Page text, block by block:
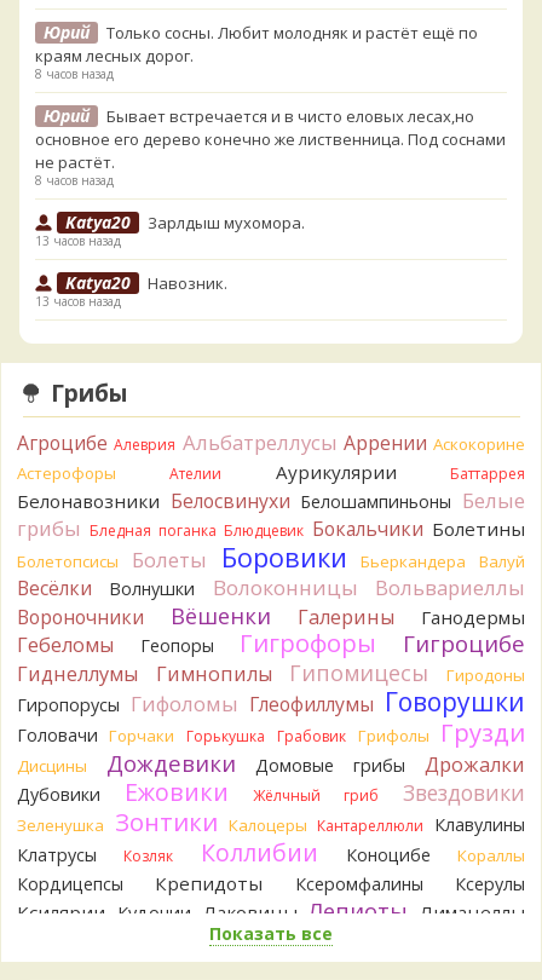
Юрий
Только сосны. Любит молодняк и растёт ещё по
краям лесных дорог.
8 часов назад
Юрий
Бывает встречается и в чисто еловых лесах,но
основное его дерево конечно же лиственница. Под соснами
не растёт.
8 часов назад
Katya20 Зарлдыш мухомора.
13 часов назад
Katya20 Навозник.
13 часов назад
Verona Скорее всего он.
1 день назад
Verona
1 день назад
Verona
Рядовка мыльная, судя по пластинкам.
Правильно сделали, что не взяли.
1 день назад
BorisM Подгруздок чёрный, или близкие виды
1 день назад
BorisM Сдаётся мне, на земле и в руке - разные грибы.
1 день назад
Кирилл
Вони не было, но вода и гриб при варке
начали желтеть. Выкинул. Большое спасибо.
1 день назад
Кирилл Спасибо.
1 день назад
Tatiana_A
Да. Но они не все безоговорочно
съедобны.
Tatiana_A
В следующий раз вырвите его целиком и
разрежьте ножку вертикально. Именно вертикально.
Пожелтение у самого основания - значит, Ш. Желтокожий,
Грибы
Агроцибе Алеврия Альбатреллусы Аррении Аскокорине
Астерофоры
Ателии Аурикулярии Баттаррея
Белонавозники Белосвинухи Белошампиньоны Белые
грибы Бледная поганка Блюдцевик Бокальчики Болетины
Болетопсисы Болеты Боровики Бьеркандера Валуй
Весёлки Волнушки Волоконницы Вольвариеллы
Вороночники Вёшенки Галерины Ганодермы
Гебеломы Геопоры Гигрофоры Гигроцибе
Гиднеллумы Гимнопилы Гипомицесы Гиродоны
Гиропорусы Гифоломы Глеофиллумы Говорушки
Головачи Горчаки Горькушка Грабовик Грифолы Грузди
Дисцины Дождевики Домовые грибы Дрожалки
Дубовики Ежовики Жёлчный гриб Звездовики
Зеленушка Зонтики Калоцеры Кантареллюли
Клавулины
Клатрусы
Козляк Коллибии Коноцибе Кораллы
Кордицепсы Крепидоты Ксеромфалины Ксерулы
Ксилярии Кудонии Лаковицы Лепиоты Лимацеллы
Лисички
Ложнодождевики Ложные лисички Ложные опята
Показать все